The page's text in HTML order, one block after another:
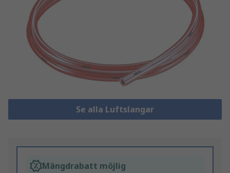
Se alla Luftslangar
Mängdrabatt möjlig